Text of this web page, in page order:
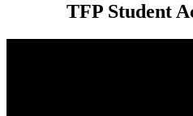
TFP Student